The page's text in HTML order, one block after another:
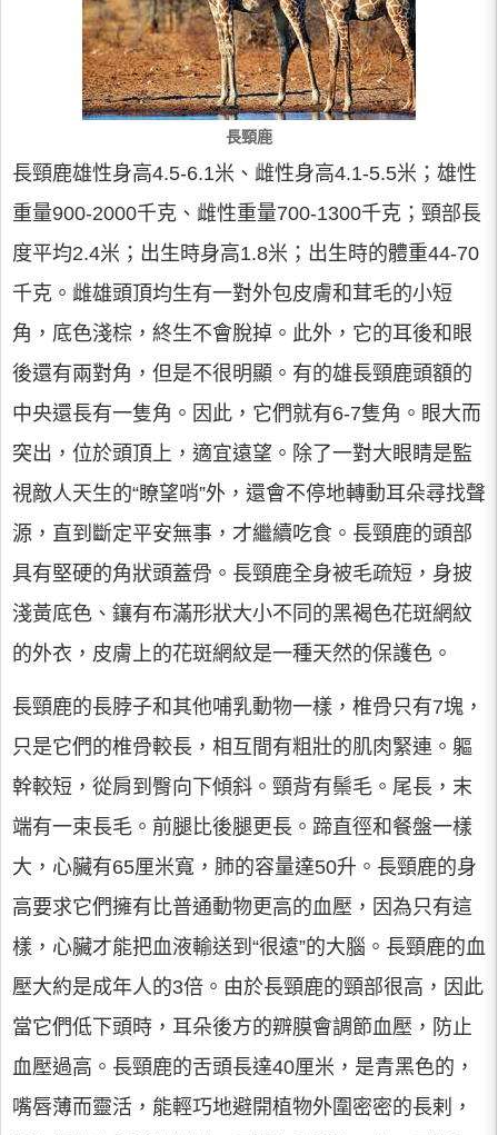
長頸鹿
長頸鹿雄性身高4.5-6.1米、雌性身高4.1-5.5米；雄性
重量900-2000千克、雌性重量700-1300千克；頸部長
度平均2.4米；出生時身高1.8米；出生時的體重44-70
千克。雌雄頭頂均生有一對外包皮膚和茸毛的小短
角，底色淺棕，終生不會脫掉。此外，它的耳後和眼
後還有兩對角，但是不很明顯。有的雄長頸鹿頭額的
中央還長有一隻角。因此，它們就有6-7隻角。眼大而
突出，位於頭頂上，適宜遠望。除了一對大眼睛是監
視敵人天生的“瞭望哨”外，還會不停地轉動耳朵尋找聲
源，直到斷定平安無事，才繼續吃食。長頸鹿的頭部
具有堅硬的角狀頭蓋骨。長頸鹿全身被毛疏短，身披
淺黃底色、鑲有布滿形狀大小不同的黑褐色花斑網紋
的外衣，皮膚上的花斑網紋是一種天然的保護色。
長頸鹿的長脖子和其他哺乳動物一樣，椎骨只有7塊，
只是它們的椎骨較長，相互間有粗壯的肌肉緊連。軀
幹較短，從肩到臀向下傾斜。頸背有鬃毛。尾長，末
端有一束長毛。前腿比後腿更長。蹄直徑和餐盤一樣
大，心臟有65厘米寬，肺的容量達50升。長頸鹿的身
高要求它們擁有比普通動物更高的血壓，因為只有這
樣，心臟才能把血液輸送到“很遠”的大腦。長頸鹿的血
壓大約是成年人的3倍。由於長頸鹿的頸部很高，因此
當它們低下頭時，耳朵後方的辧膜會調節血壓，防止
血壓過高。長頸鹿的舌頭長達40厘米，是青黑色的，
嘴唇薄而靈活，能輕巧地避開植物外圍密密的長剌，